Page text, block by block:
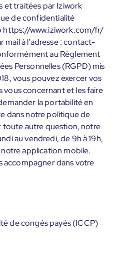
et traitées par Iziwork
de confidentialité
https://www.iziwork.com/fr/
à l’adresse : contact-
au Règlement
Personnelles (RGPD) mis
vous pouvez exercer vos
vous concernant et les faire
la portabilité en
dans notre politique de
autre question, notre
au vendredi, de 9h à 19h,
application mobile.
accompagner dans votre
de congés payés (ICCP)